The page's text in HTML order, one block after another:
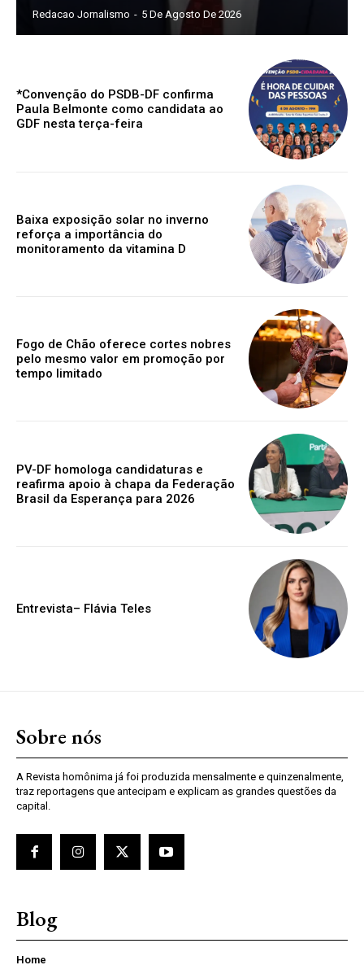
Redacao Jornalismo - 5 De Agosto De 2026
*Convenção do PSDB-DF confirma
Paula Belmonte como candidata ao
GDF nesta terça-feira
Baixa exposição solar no inverno
reforça a importância do
monitoramento da vitamina D
Fogo de Chão oferece cortes nobres
pelo mesmo valor em promoção por
tempo limitado
PV-DF homologa candidaturas e
reafirma apoio à chapa da Federação
Brasil da Esperança para 2026
Entrevista– Flávia Teles
Sobre nós
A Revista homônima já foi produzida mensalmente e quinzenalmente,
traz reportagens que antecipam e explicam as grandes questões da
capital.
Blog
Home